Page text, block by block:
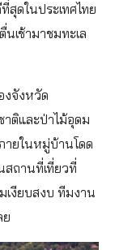
ดในประเทศไทย
เช้ามาชมทะเล
งจังหวัด
ติและป่าไม้อุดม
ายในหมู่บ้านโดด
ถานที่เที่ยวที่
งียบสงบ ทีมงาน
ย